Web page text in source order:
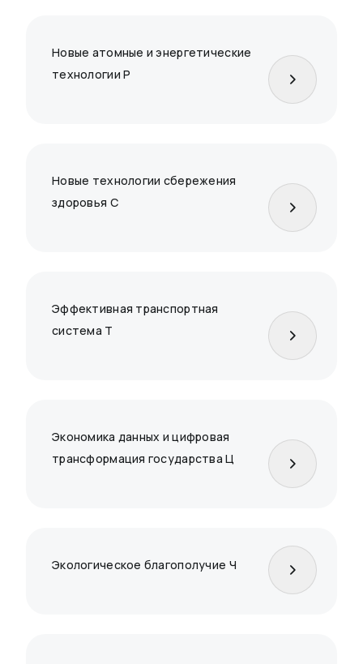
Новые атомные и энергетические
технологии Р
Новые технологии сбережения
здоровья С
Эффективная транспортная
система Т
Экономика данных и цифровая
трансформация государства Ц
Экологическое благополучие Ч